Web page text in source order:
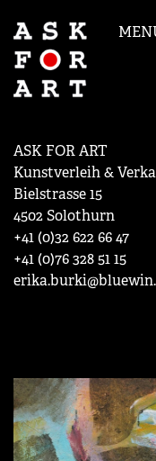
ASK FOR ART
Kunstverleih &
Bielstrasse 15
4502 Solothurn
+41 (0)32 622 66 47
+41 (0)76 328 51 15